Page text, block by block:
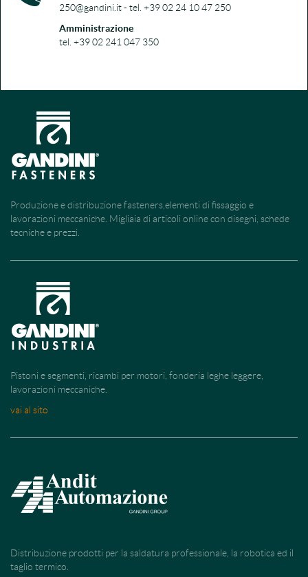
250@gandini.it - tel. +39 02 24 10 47 250
Amministrazione
tel. +39 02 241 047 350
Produzione e distribuzione fasteners,elementi di fissaggio e
lavorazioni meccaniche. Migliaia di articoli online con disegni, schede
tecniche e prezzi.
Pistoni e segmenti, ricambi per motori, fonderia leghe leggere,
lavorazioni meccaniche.
vai al sito
Distribuzione prodotti per la saldatura professionale, la robotica ed il
taglio termico.